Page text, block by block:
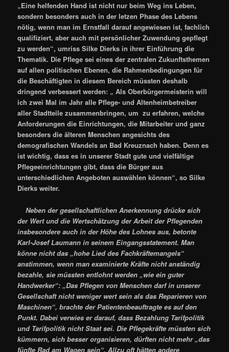
„Eine helfenden Hand ist nicht nur beim Weg ins Leben,
sondern besonders auch in der letzen Phase des Lebens
nötig, wenn man im Ernstfall darauf angewiesen ist, fachlich
qualifiziert, aber auch mit persönlicher Zuwendung gepflegt
zu werden“, umriss Silke Dierks in ihrer Einführung die
Thematik. Die Pflege sei eines der zentralen Zukunftsthemen
auf allen politischen Ebenen, die Rahmenbedingungen für
die Beschäftigten in diesem Bereich müssten deshalb
dringend verbessert werden: „ Als Oberbürgermeisterin will
ich zwei Mal im Jahr alle Pflege- und Altenheimbetreiber
aller Stadtteile zusammenbringen, um zu erfahren, welche
Anforderungen die Einrichtungen, die Mitarbeiter und ganz
besonders die älteren Menschen angesichts des
demografischen Wandels an Bad Kreuznach haben. Denn es
ist wichtig, dass es in unserer Stadt gute und vielfältige
Pflegeeinrichtungen gibt, dass die Bürger aus
unterschiedlichen Angeboten auswählen können“, so Silke
Dierks weiter.
Neben der gesellschaftlichen Anerkennung drücke sich
der Wert und die Wertschätzung der Arbeit der Pflegenden
insbesondere auch in der Höhe des Lohnes aus, betonte
Karl-Josef Laumann in seinem Eingangsstatement. Man
könne nicht das „hohe Lied des Fachkräftemangels“
anstimmen, wenn man examinierte Kräfte nicht anständig
bezahle, sie müssten entlohnt werden „wie ein guter
Handwerker“: „Das Pflegen von Menschen darf in unserer
Gesellschaft nicht weniger wert sein als das Reparieren von
Maschinen“, brachte der Patientenbeauftragte es auf den
Punkt. Dabei verwies er darauf, dass Bezahlung Tarifpolitik
und Tarifpolitik nicht Staat sei. Die Pflegekräfte müssten sich
kümmern, sich besser organisieren, dürften nicht mehr „das
fünfte Rad am Wagen sein“. Allzu oft hätten andere